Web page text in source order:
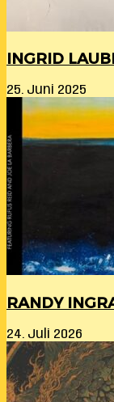
INGRID
25. Juni 2025
RANDY
24. Juli 2026